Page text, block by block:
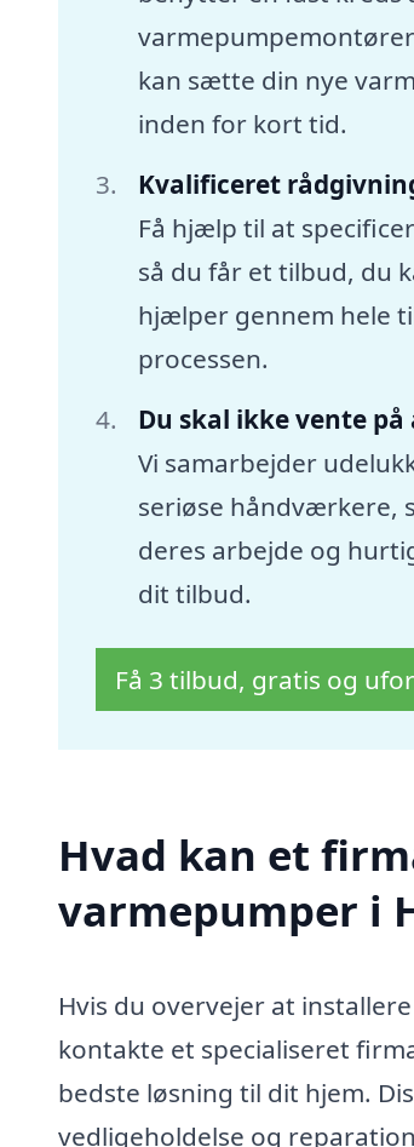
kan sætte din nye
inden for kort tid.
Kvalificeret
Få hjælp til at
så du får et tilbud, du
hjælper gennem hele
processen.
Du skal ikke vente
Vi samarbejder
seriøse håndværkere,
deres arbejde og
dit tilbud.
Få 3 tilbud, gratis og
Hvad kan et
varmepumper i
Hvis du overvejer at
kontakte et specialiseret
bedste løsning til dit hjem.
vedligeholdelse og